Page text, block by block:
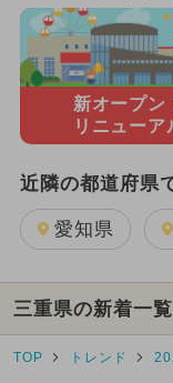
新オープン
リニューア
近隣の都道府県
愛知県
三重県の新着一
TOP トレンド